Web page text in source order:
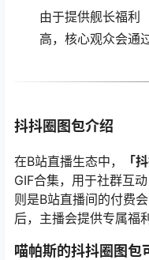
由于提供舰长福利
高，核心观众会通
抖抖圈图包介绍
在B站直播生态中， 「
GIF合集，用于社群互
则是B站直播间的付费
后，主播会提供专属福
喵帕斯的抖抖圈图包